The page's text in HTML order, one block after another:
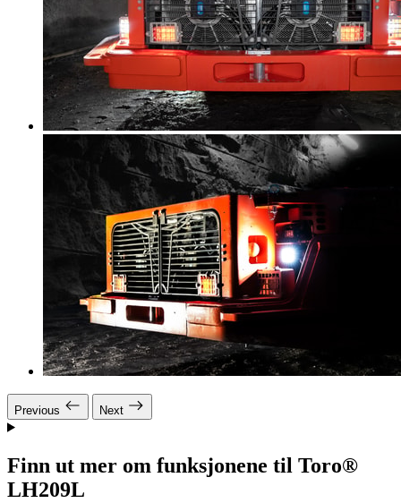
Previous Next
Finn ut mer om funksjonene til Toro®
LH209L